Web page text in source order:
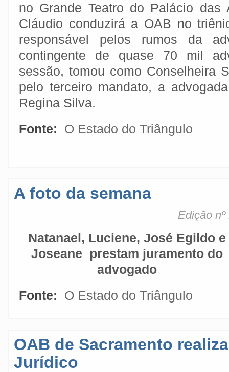
no Grande Teatro do Palácio das
Cláudio conduzirá a OAB no
responsável pelos rumos da
contingente de quase 70 mil
sessão, tomou como Conselheira
pelo terceiro mandato, a
Regina Silva.
Fonte:
O Estado do Triângulo
A foto da semana
Edição
Natanael, Luciene, José Egildo e
Joseane prestam juramento do
advogado
Fonte:
O Estado do Triângulo
OAB de Sacramento
Jurídico